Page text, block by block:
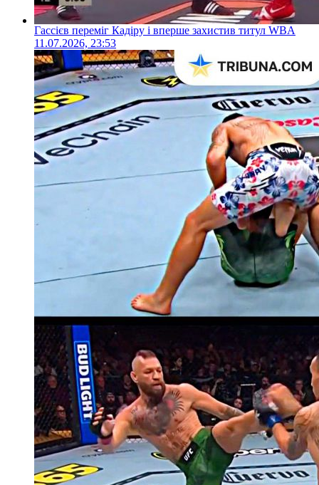
Гассієв переміг Кадіру і вперше захистив титул WBA
11.07.2026, 23:53